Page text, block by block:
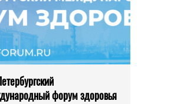
форум здоровья